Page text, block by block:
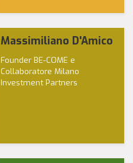
Massimiliano D'Amico
Founder BE-COME e
Collaboratore Milano
Investment Partners